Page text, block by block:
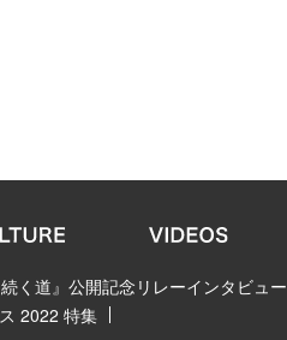
く道』公開記念リレーインタビュー
2022 特集